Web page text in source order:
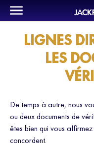
LIGNES
LES
De temps à autre, nous
ou deux documents de
êtes bien qui vous
concordent.